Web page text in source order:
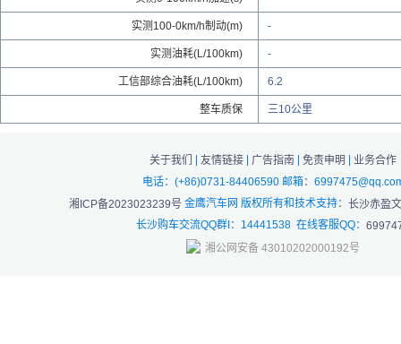
实测100-0km/h制动(m) -
实测油耗(L/100km) -
工信部综合油耗(L/100km) 6.2
整车质保 三10公里
关于我们 | 友情链接 | 广告指南 | 免责申明 | 业务合作
电话：(+86)0731-84406590 邮箱：
湘ICP备2023023239号 金鹰汽车网 版权所有和技术支持： 长沙赤盈
长沙购车交流QQ群I：14441538 在线客服QQ：
湘公网安备 43010202000192号